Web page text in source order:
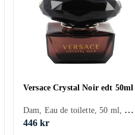
Versace Crystal Noir edt 50ml
Dam, Eau de toilette, 50 ml, Crystal, Mysk, Sandelträ, Cashmereträ, Mandarin, Viol, Citron/Citrus, Ros, Apelsinblomma, Orkidé, Kardemumma, Grapefrukt, Aldehyder, Pion, Gardenia, Tuberos, Peppar, Heliotrop, Ingefära, Fikon, Kokos, Vinbär, Magnolia, Jasmin, Näckros, Vanilj, Ambra, Svarta vinbär, Körsbär
446 kr